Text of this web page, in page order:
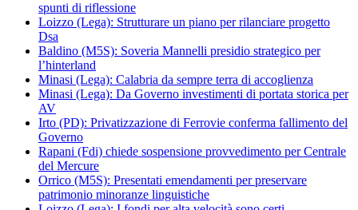
spunti di riflessione
Loizzo (Lega): Strutturare un piano per rilanciare progetto
Dsa
Baldino (M5S): Soveria Mannelli presidio strategico per
l’hinterland
Minasi (Lega): Calabria da sempre terra di accoglienza
Minasi (Lega): Da Governo investimenti di portata storica per
AV
Irto (PD): Privatizzazione di Ferrovie conferma fallimento del
Governo
Rapani (Fdi) chiede sospensione provvedimento per Centrale
del Mercure
Orrico (M5S): Presentati emendamenti per preservare
patrimonio minoranze linguistiche